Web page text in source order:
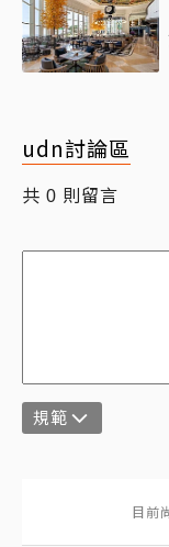
udn討論區
共 0 則留言
規範